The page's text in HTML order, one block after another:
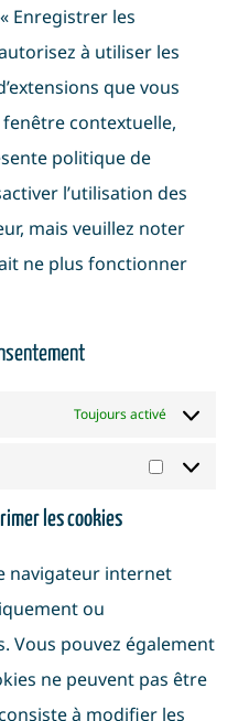
Enregistrer les
à utiliser les
que vous
contextuelle,
politique de
l’utilisation des
mais veuillez noter
ne plus fonctionner
Toujours activé
les cookies
navigateur internet
ou
Vous pouvez également
ne peuvent pas être
à modifier les